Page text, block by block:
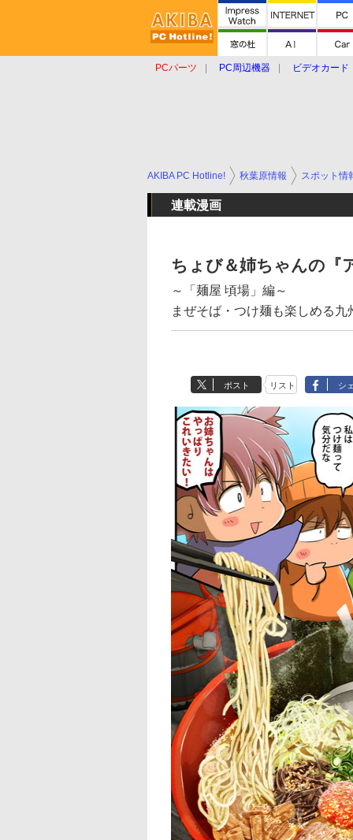
PCパーツ PC周辺機器
ビデオカード
AKIBA PC Hotline! 秋葉原情報 スポット情
連載漫画
ちょび＆姉ちゃんの『
～「麺屋 頃場」編～
まぜそば・つけ麺も楽しめる九
ポスト リスト シ